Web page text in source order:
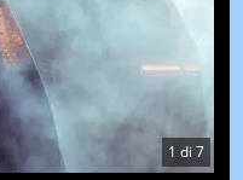
1 di 7